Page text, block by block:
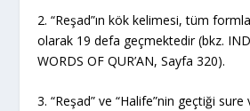
2. “Reşad”ın kök kelimesi, tüm
olarak 19 defa geçmektedir (bkz.
WORDS OF QUR’AN, Sayfa 320).
3. “Reşad” ve “Halife”nin geçtiği